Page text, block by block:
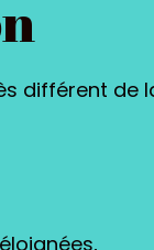
différent de